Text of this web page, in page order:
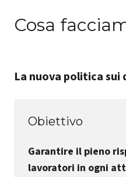
Cosa
La nuova politica
Obiettivo
Garantire il pieno
lavoratori in ogni